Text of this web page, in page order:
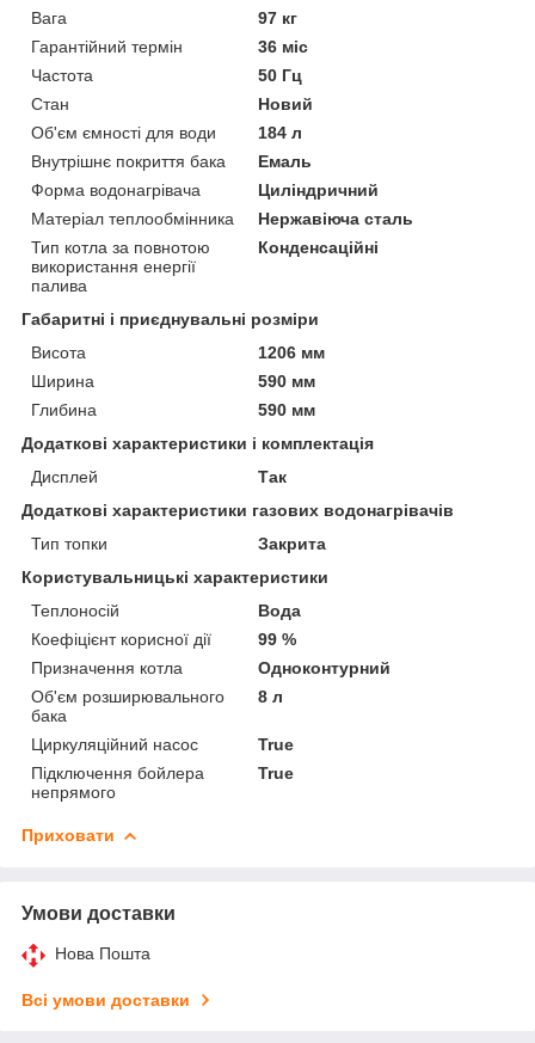
Вага
97 кг
Гарантійний термін
36 міс
Частота
50 Гц
Стан
Новий
Об'єм ємності для води
184 л
Внутрішнє покриття бака
Емаль
Форма водонагрівача
Циліндричний
Матеріал теплообмінника
Нержавіюча сталь
Тип котла за повнотою
використання енергії
палива
Конденсаційні
Габаритні і приєднувальні розміри
Висота
1206 мм
Ширина
590 мм
Глибина
590 мм
Додаткові характеристики і комплектація
Дисплей
Так
Додаткові характеристики газових водонагрівачів
Тип топки
Закрита
Користувальницькі характеристики
Теплоносій
Вода
Коефіцієнт корисної дії
99 %
Призначення котла
Одноконтурний
Об'єм розширювального
бака
8 л
Циркуляційний насос
True
Підключення бойлера
непрямого
True
Приховати
Умови доставки
Нова Пошта
Всі умови доставки